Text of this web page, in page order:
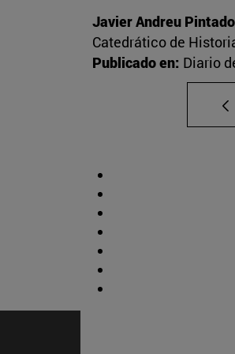
Javier Andreu Pintado
Catedrático de
Publicado en: Diario